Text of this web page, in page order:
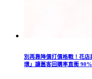
別再靠降價打價格戰！花
環」讓舊客回購率直衝 90%